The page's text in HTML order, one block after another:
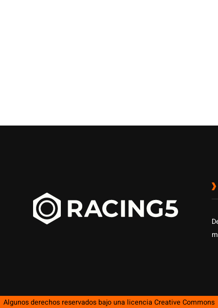
Algunos derechos reservados bajo una licencia Creative Commons